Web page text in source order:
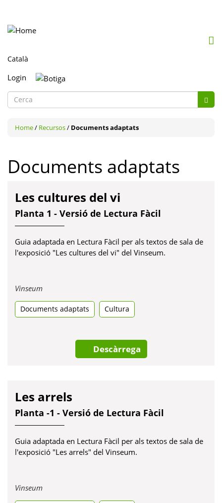
Login
Formulari
cerca
Home/ Recursos/ Documents adaptats
Documents adaptats
Les cultures del vi
Planta 1 - Versió de Lectura Fàcil
Guia adaptada en Lectura Fàcil per als textos de sala de
l'exposició "Les cultures del vi" del Vinseum.
VinseumObre
una
pestanya
Documents adaptats Cultura
Descàrrega
Les arrels
Planta -1 - Versió de Lectura Fàcil
Guia adaptada en Lectura Fàcil per als textos de sala de
l'exposició "Les arrels" del Vinseum.
VinseumObre